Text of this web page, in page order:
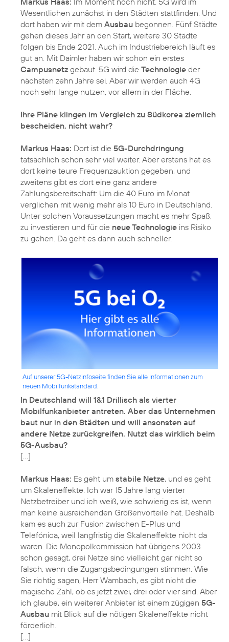
Wesentlichen zunächst in den Städten stattfinden. Und
dort haben wir mit dem Ausbau begonnen. Fünf Städte
gehen dieses Jahr an den Start, weitere 30 Städte
folgen bis Ende 2021. Auch im Industriebereich läuft es
gut an. Mit Daimler haben wir schon ein erstes
Campusnetz gebaut. 5G wird die Technologie der
nächsten zehn Jahre sei. Aber wir werden auch 4G
noch sehr lange nutzen, vor allem in der Fläche.
Ihre Pläne klingen im Vergleich zu Südkorea ziemlich
bescheiden, nicht wahr?
Markus Haas: Dort ist die 5G-Durchdringung
tatsächlich schon sehr viel weiter. Aber erstens hat es
dort keine teure Frequenzauktion gegeben, und
zweitens gibt es dort eine ganz andere
Zahlungsbereitschaft: Um die 40 Euro im Monat
verglichen mit wenig mehr als 10 Euro in Deutschland.
Unter solchen Voraussetzungen macht es mehr Spaß,
zu investieren und für die neue Technologie ins Risiko
zu gehen. Da geht es dann auch schneller.
Auf unserer 5G-Netzinfoseite finden Sie alle Informationen zum
neuen Mobilfunkstandard.
In Deutschland will 1&1 Drillisch als vierter
Mobilfunkanbieter antreten. Aber das Unternehmen
baut nur in den Städten und will ansonsten auf
andere Netze zurückgreifen. Nutzt das wirklich beim
5G-Ausbau?
[…]
Markus Haas: Es geht um stabile Netze, und es geht
um Skaleneffekte. Ich war 15 Jahre lang vierter
Netzbetreiber und ich weiß, wie schwierig es ist, wenn
man keine ausreichenden Größenvorteile hat. Deshalb
kam es auch zur Fusion zwischen E-Plus und
Telefónica, weil langfristig die Skaleneffekte nicht da
waren. Die Monopolkommission hat übrigens 2003
schon gesagt, drei Netze sind vielleicht gar nicht so
falsch, wenn die Zugangsbedingungen stimmen. Wie
Sie richtig sagen, Herr Wambach, es gibt nicht die
magische Zahl, ob es jetzt zwei, drei oder vier sind. Aber
ich glaube, ein weiterer Anbieter ist einem zügigen 5G-
Ausbau mit Blick auf die nötigen Skaleneffekte nicht
förderlich.
[…]